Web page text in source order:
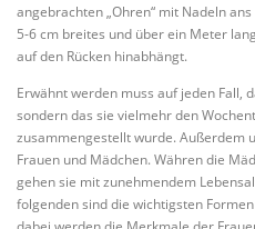
angebrachten „Ohren“ mit Nadeln
5-6 cm breites und über ein Meter
auf den Rücken hinabhängt.
Erwähnt werden muss auf jeden Fall,
sondern das sie vielmehr den
zusammengestellt wurde. Außerdem
Frauen und Mädchen. Währen die
gehen sie mit zunehmendem
folgenden sind die wichtigsten